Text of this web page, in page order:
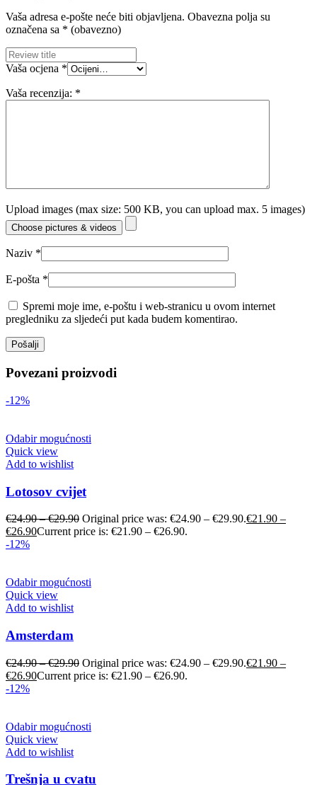
Vaša adresa e-pošte neće biti objavljena. Obavezna polja su
označena sa * (obavezno)
Vaša ocjena *
Vaša recenzija: *
Upload images (max size: 500 KB, you can upload max. 5 images)
Choose pictures & videos
Naziv *
E-pošta *
Spremi moje ime, e-poštu i web-stranicu u ovom internet
pregledniku za sljedeći put kada budem komentirao.
Povezani proizvodi
-12%
Odabir mogućnosti
Quick view
Add to wishlist
Lotosov cvijet
€24.90–€29.90 Original price was: €24.90 – €29.90.€21.90 –
€26.90Current price is: €21.90 – €26.90.
-12%
Odabir mogućnosti
Quick view
Add to wishlist
Amsterdam
€24.90–€29.90 Original price was: €24.90 – €29.90.€21.90 –
€26.90Current price is: €21.90 – €26.90.
-12%
Odabir mogućnosti
Quick view
Add to wishlist
Trešnja u cvatu